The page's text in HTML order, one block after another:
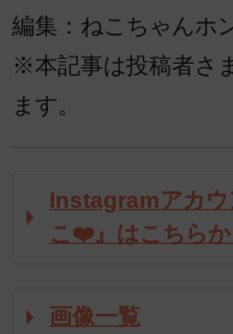
編集：ねこちゃんホ
※本記事は投稿者さ
ます。
Instagramアカウ
こ❤️』はこちらか
画像一覧